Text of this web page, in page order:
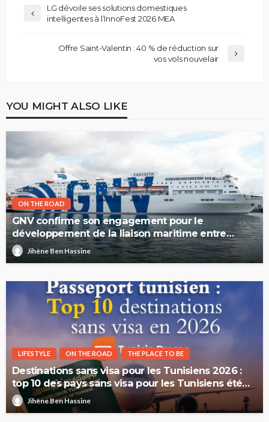
LG dévoile ses solutions domestiques
intelligentes à l’InnoFest 2026 MEA
Offre Saint-Valentin : 40 % de réduction sur
vos vols nouvelair
YOU MIGHT ALSO LIKE
ON THE ROAD
GNV confirme son engagement pour le
développement de la liaison maritime entre
l’Italie et la Tunisie
Jihène Ben Hassine
LIFESTYLE ON THE ROAD THE PLACE TO BE
Destinations sans visa pour les Tunisiens 2026 :
top 10 des pays sans visa pour les Tunisiens été
2026Jihène Ben Hassine